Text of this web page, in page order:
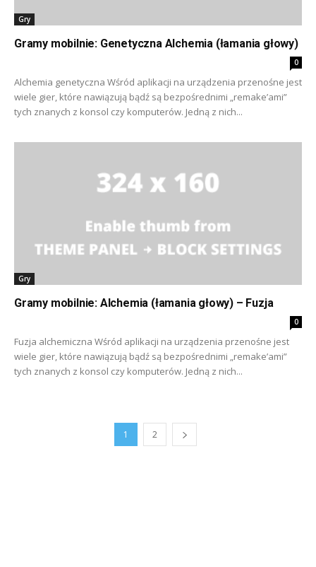
Gry
Gramy mobilnie: Genetyczna Alchemia (łamania głowy)
0
Alchemia genetyczna Wśród aplikacji na urządzenia przenośne jest
wiele gier, które nawiązują bądź są bezpośrednimi „remake’ami”
tych znanych z konsol czy komputerów. Jedną z nich...
Gry
Gramy mobilnie: Alchemia (łamania głowy) – Fuzja
0
Fuzja alchemiczna Wśród aplikacji na urządzenia przenośne jest
wiele gier, które nawiązują bądź są bezpośrednimi „remake’ami”
tych znanych z konsol czy komputerów. Jedną z nich...
1 2